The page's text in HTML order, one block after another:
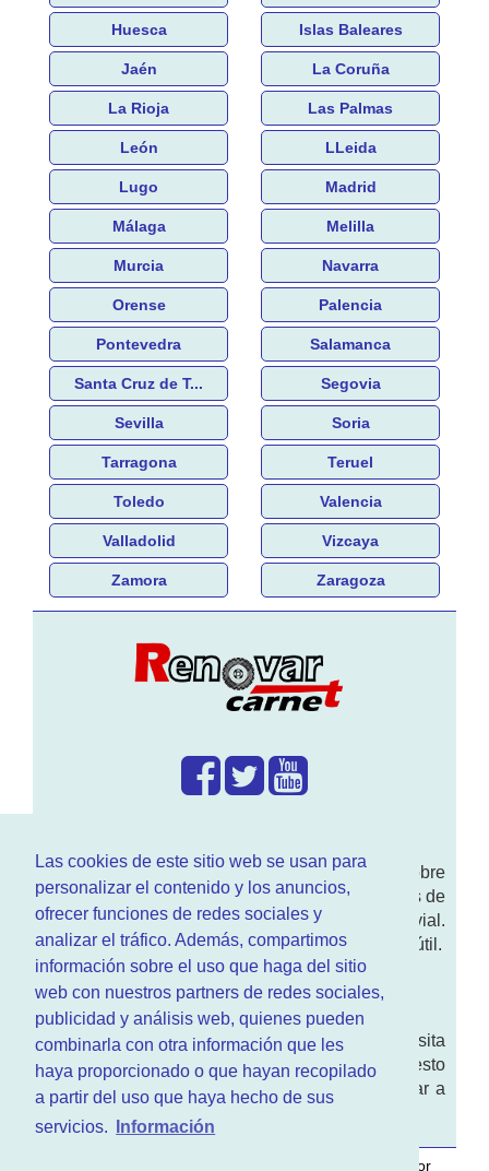
Las cookies de este sitio web se usan para
personalizar el contenido y los anuncios,
ofrecer funciones de redes sociales y
analizar el tráfico. Además, compartimos
información sobre el uso que haga del sitio
web con nuestros partners de redes sociales,
publicidad y análisis web, quienes pueden
combinarla con otra información que les
haya proporcionado o que hayan recopilado
a partir del uso que haya hecho de sus
servicios.
Información
Huesca Islas Baleares
Jaén La Coruña
La Rioja Las Palmas
León LLeida
Lugo Madrid
Málaga Melilla
Murcia Navarra
Orense Palencia
Pontevedra Salamanca
Santa Cruz de T... Segovia
Sevilla Soria
Tarragona Teruel
Toledo Valencia
Valladolid Vizcaya
Zamora Zaragoza
Enwww.RenovarCarnet.comTe contamos sobre
larenovación del permisode conducir, noticias de
actualidad motor y sobre todo seguridad vial.
Ademas tenemos todo tipo de información DGT útil.
¿Quienes somos?
Quieres saber quien mantiene la pagina, visita
nuestrasección de contacto. Aquí tienes nuesto
aviso legal
. Basicamente no queremos engañar a
nadie.
por